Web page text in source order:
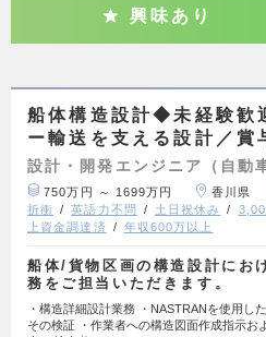
興味あり
船体構造設計◆未経験歓
ー輸送を支える設計／賞
設計・開発エンジニア（自動
750万円 ～ 1699万円 香川県
折衝
英語力不問 土日祝休み
上資金調達済
年収600万以上
船体/貨物区画の構造設計にお
務をご担当いただきます。
・構造詳細設計業務 ・NASTRANを使用し
その検証 ・作業者への構造図面作成指示お